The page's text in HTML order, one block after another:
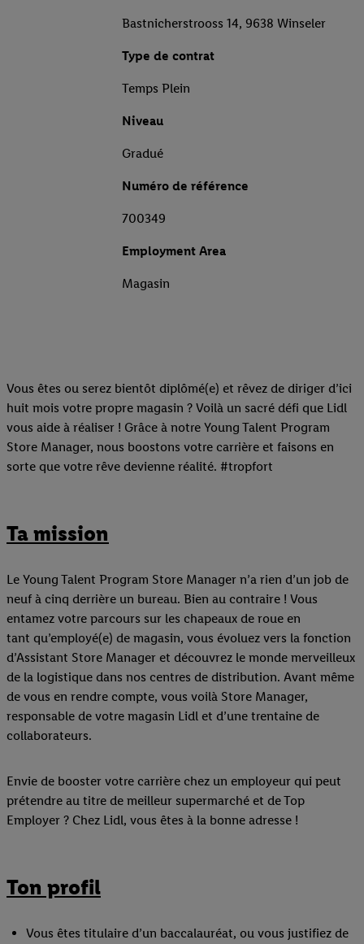
Bastnicherstrooss 14, 9638 Winseler
Type de contrat
Temps Plein
Niveau
Gradué
Numéro de référence
700349
Employment Area
Magasin
Vous êtes ou serez bientôt diplômé(e) et rêvez de diriger d’ici
huit mois votre propre magasin ? Voilà un sacré défi que Lidl
vous aide à réaliser ! Grâce à notre Young Talent Program
Store Manager, nous boostons votre carrière et faisons en
sorte que votre rêve devienne réalité. #tropfort
Ta mission
Le Young Talent Program Store Manager n’a rien d’un job de
neuf à cinq derrière un bureau. Bien au contraire ! Vous
entamez votre parcours sur les chapeaux de roue en
tant qu’employé(e) de magasin, vous évoluez vers la fonction
d’Assistant Store Manager et découvrez le monde merveilleux
de la logistique dans nos centres de distribution. Avant même
de vous en rendre compte, vous voilà Store Manager,
responsable de votre magasin Lidl et d’une trentaine de
collaborateurs.
Envie de booster votre carrière chez un employeur qui peut
prétendre au titre de meilleur supermarché et de Top
Employer ? Chez Lidl, vous êtes à la bonne adresse !
Ton profil
Vous êtes titulaire d’un baccalauréat, ou vous justifiez de